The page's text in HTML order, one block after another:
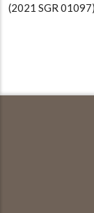
(2021 SGR 01097)